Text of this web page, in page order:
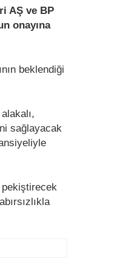
AŞ ve BP
onayına
beklendiği
sağlayacak
pekiştirecek